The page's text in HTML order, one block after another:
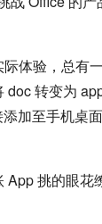
体验，总有
doc 转变为
加至手机桌